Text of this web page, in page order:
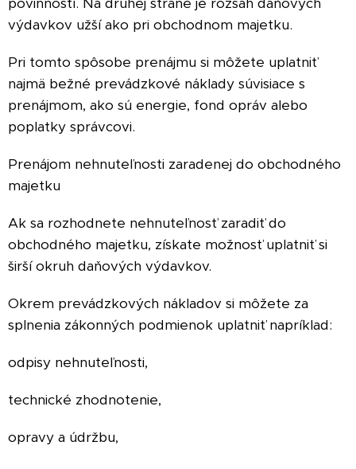
povinností. Na druhej strane je rozsah daňových
výdavkov užší ako pri obchodnom majetku.
Pri tomto spôsobe prenájmu si môžete uplatniť
najmä bežné prevádzkové náklady súvisiace s
prenájmom, ako sú energie, fond opráv alebo
poplatky správcovi.
Prenájom nehnuteľnosti zaradenej do obchodného
majetku
Ak sa rozhodnete nehnuteľnosť zaradiť do
obchodného majetku, získate možnosť uplatniť si
širší okruh daňových výdavkov.
Okrem prevádzkových nákladov si môžete za
splnenia zákonných podmienok uplatniť napríklad:
odpisy nehnuteľnosti,
technické zhodnotenie,
opravy a údržbu,